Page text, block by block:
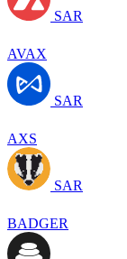
SAR
AVAX
SAR
AXS
SAR
BADGER